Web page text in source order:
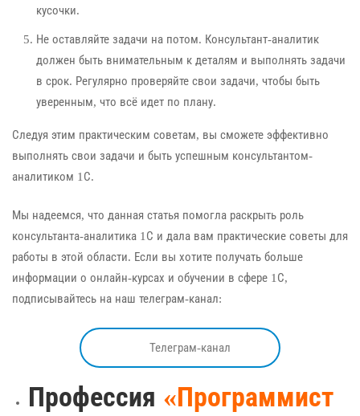
кусочки.
Не оставляйте задачи на потом. Консультант-аналитик
должен быть внимательным к деталям и выполнять задачи
в срок. Регулярно проверяйте свои задачи, чтобы быть
уверенным, что всё идет по плану.
Следуя этим практическим советам, вы сможете эффективно
выполнять свои задачи и быть успешным консультантом-
аналитиком 1С.
Мы надеемся, что данная статья помогла раскрыть роль
консультанта-аналитика 1С и дала вам практические советы для
работы в этой области. Если вы хотите получать больше
информации о онлайн-курсах и обучении в сфере 1С,
подписывайтесь на наш телеграм-канал:
Телеграм-канал
Профессия «Программист